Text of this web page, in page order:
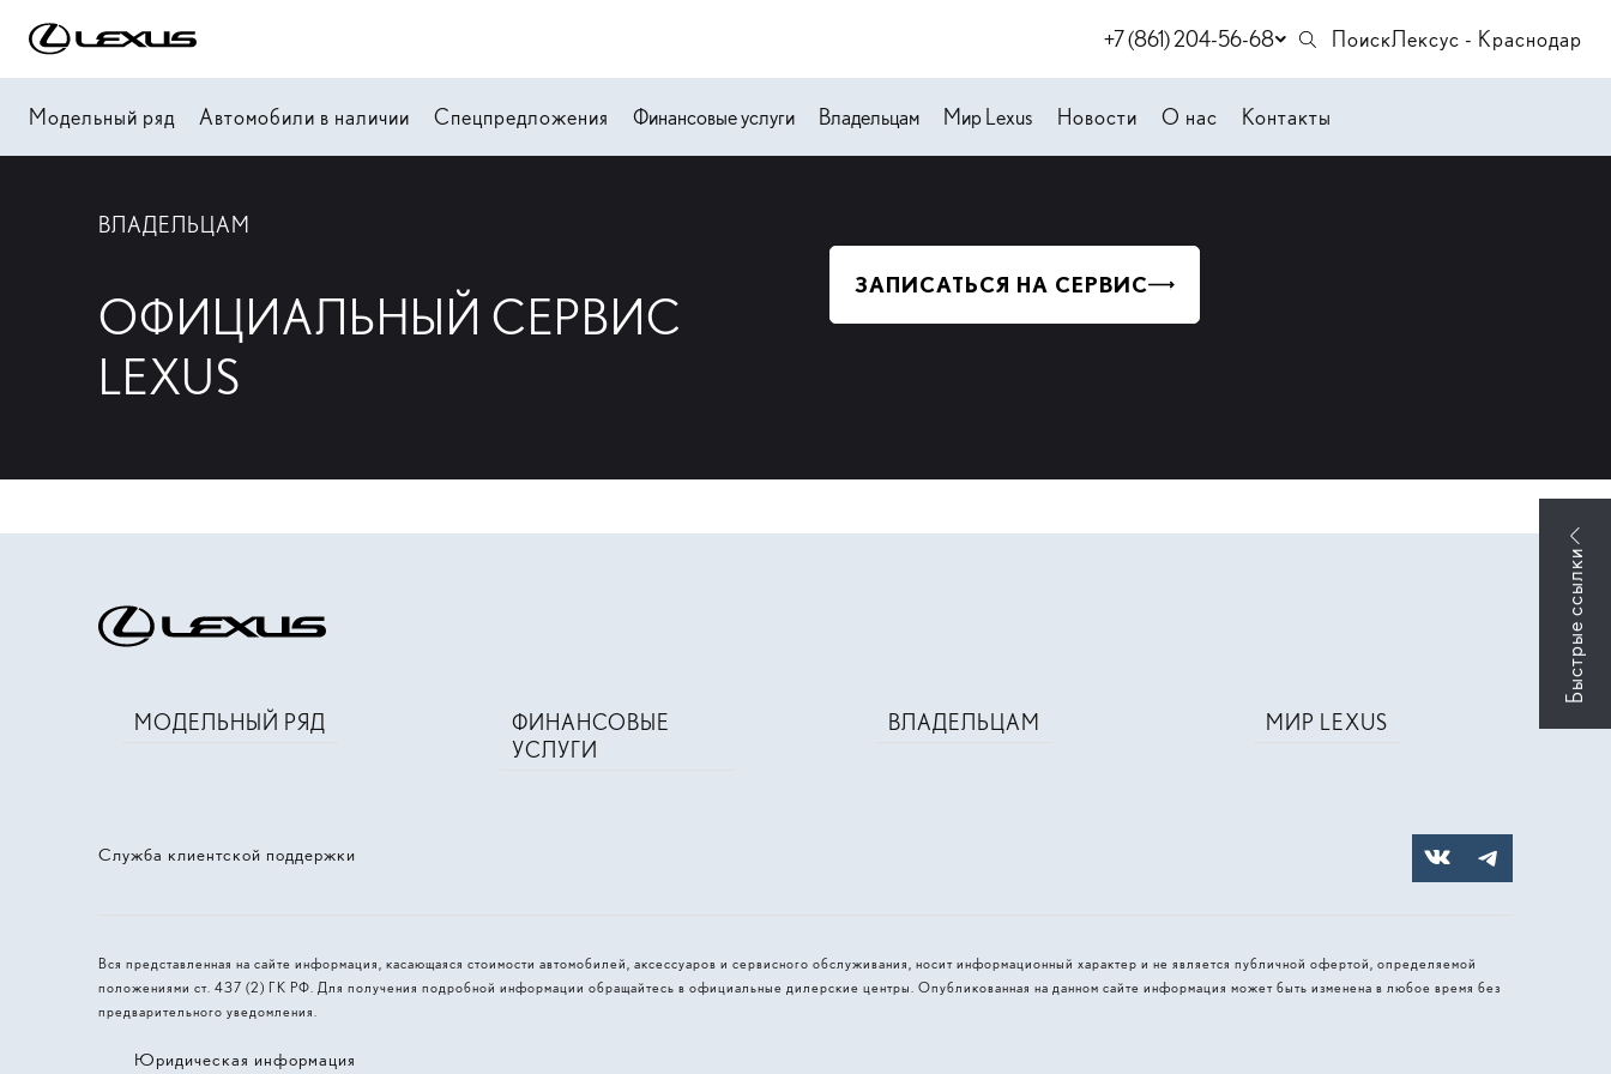
+7 (861) 204-56-68 ПоискЛексус - Краснодар
Модельный ряд Автомобили в наличии Спецпредложения Финансовые услуги Владельцам Мир Lexus Новости О нас Контакты
ВЛАДЕЛЬЦАМ
ОФИЦИАЛЬНЫЙ СЕРВИС
LEXUS
ЗАПИСАТЬСЯ НА СЕРВИС
Служба клиентской поддержки
МОДЕЛЬНЫЙ РЯД
ФИНАНСОВЫЕ
УСЛУГИ
ВЛАДЕЛЬЦАМ МИР LEXUS
Вся представленная на сайте информация, касающаяся стоимости автомобилей, аксессуаров и сервисного обслуживания, носит информационный характер и не является публичной офертой, определяемой
положениями ст. 437 (2) ГК РФ. Для получения подробной информации обращайтесь в официальные дилерские центры. Опубликованная на данном сайте информация может быть изменена в любое время без
предварительного уведомления.
Юридическая информация